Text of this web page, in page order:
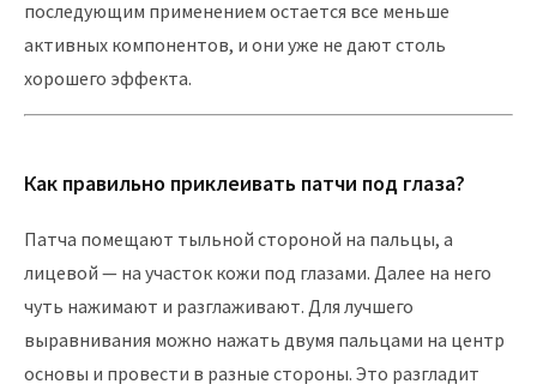
последующим применением остается все меньше
активных компонентов, и они уже не дают столь
хорошего эффекта.
Как правильно приклеивать патчи под глаза?
Патча помещают тыльной стороной на пальцы, а
лицевой — на участок кожи под глазами. Далее на него
чуть нажимают и разглаживают. Для лучшего
выравнивания можно нажать двумя пальцами на центр
основы и провести в разные стороны. Это разгладит